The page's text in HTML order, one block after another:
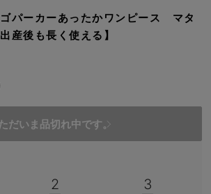
ーにおすすめ！
ロンパースはいつからいつまで使う？選ぶポイントも解説！
ゴパーカーあったかワンピース マタ
産後も長く使える】
だいま品切れ中です。
2 3